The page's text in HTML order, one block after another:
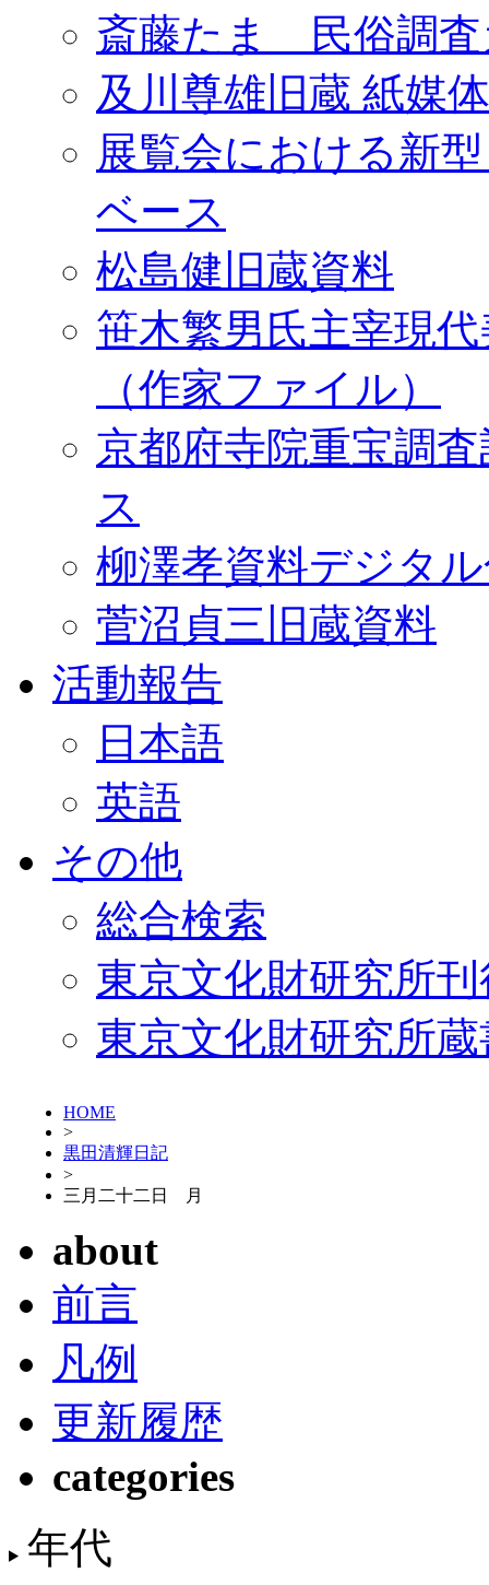
斎藤たま 民俗調査
及川尊雄旧蔵 紙媒
展覧会における新
ベース
松島健旧蔵資料
笹木繁男氏主宰現
（作家ファイル）
京都府寺院重宝調
ス
柳澤孝資料デジタ
菅沼貞三旧蔵資料
活動報告
日本語
英語
その他
総合検索
東京文化財研究所
東京文化財研究所
HOME
>
黒田清輝日記
>
三月二十二日 月
about
前言
凡例
更新履歴
categories
年代